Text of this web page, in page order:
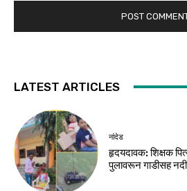
LATEST ARTICLES
नांदेड
हृदयदावक: शिक्षक
पुलावरून गाडीसह